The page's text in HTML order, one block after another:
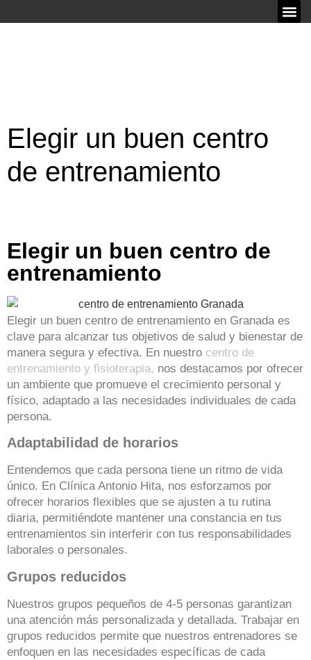
Elegir un buen centro
de entrenamiento
Elegir un buen centro de
entrenamiento
Elegir un buen centro de entrenamiento en Granada es
clave para alcanzar tus objetivos de salud y bienestar de
manera segura y efectiva. En nuestro centro de
entrenamiento y fisioterapia, nos destacamos por ofrecer
un ambiente que promueve el crecimiento personal y
físico, adaptado a las necesidades individuales de cada
persona.
Adaptabilidad de horarios
Entendemos que cada persona tiene un ritmo de vida
único. En Clínica Antonio Hita, nos esforzamos por
ofrecer horarios flexibles que se ajusten a tu rutina
diaria, permitiéndote mantener una constancia en tus
entrenamientos sin interferir con tus responsabilidades
laborales o personales.
Grupos reducidos
Nuestros grupos pequeños de 4-5 personas garantizan
una atención más personalizada y detallada. Trabajar en
grupos reducidos permite que nuestros entrenadores se
enfoquen en las necesidades específicas de cada